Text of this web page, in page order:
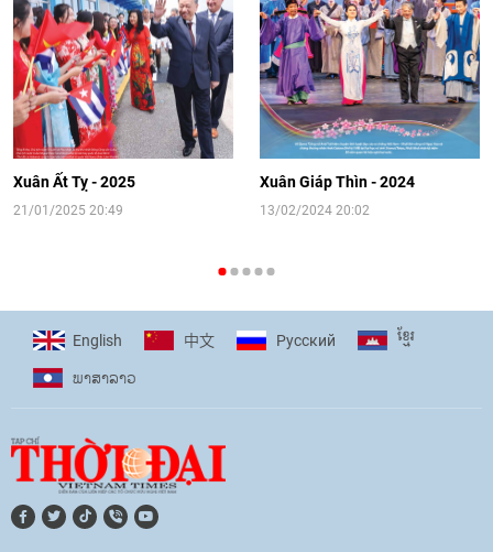
sinh Việt Nam tại trại hè Artek
14:41|12/06/2026
[Video] Đối ngoại nhân dân Thủ đô
hướng tới kết nối hiệu quả nguồn lực
người Việt Nam ở nước ngoài
16:58|10/06/2026
phó với biến đổi khí hậu
17:07|09/06/2026
[Video] Lào dành ưu tiên hàng đầu cho
quan hệ với Việt Nam
11:01 |09/06/2026
Xuân Ất Tỵ - 2025
21/01/2025 20:49
Xuân Giáp Thìn - 2024
13/02/2024 20:02
English 中文 Pусский ខ្មែរ
ພາ​ສາ​ລາວ